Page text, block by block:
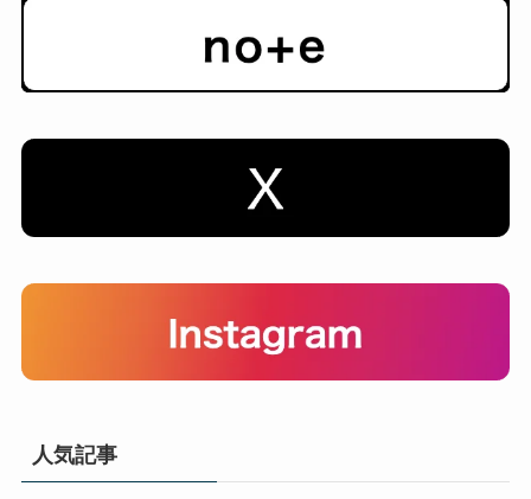
人気記事